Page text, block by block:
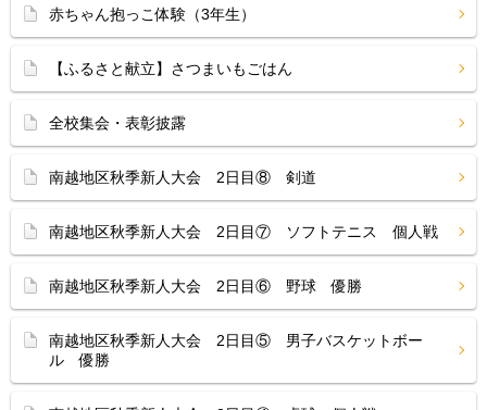
赤ちゃん抱っこ体験（3年生）
【ふるさと献立】さつまいもごはん
全校集会・表彰披露
南越地区秋季新人大会 2日目⑧ 剣道
南越地区秋季新人大会 2日目⑦ ソフトテニス 個人戦
南越地区秋季新人大会 2日目⑥ 野球 優勝
南越地区秋季新人大会 2日目⑤ 男子バスケットボー
ル 優勝